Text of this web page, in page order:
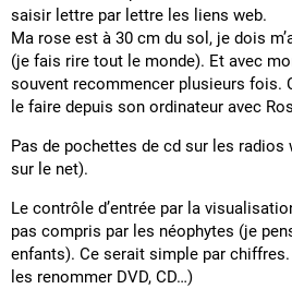
saisir lettre par lettre les liens web.
Ma rose est à 30 cm du sol, je dois
(je fais rire tout le monde). Et avec
souvent recommencer plusieurs fois.
le faire depuis son ordinateur avec
Pas de pochettes de cd sur les
sur le net).
Le contrôle d’entrée par la
pas compris par les néophytes (je
enfants). Ce serait simple par
les renommer DVD, CD…)